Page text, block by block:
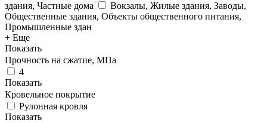
здания, Частные дома
Вокзалы, Жилые здания, Заводы,
Общественные здания, Объекты общественного питания,
Промышленные здан
+ Еще
Показать
Прочность на сжатие, МПа
4
Показать
Кровельное покрытие
Рулонная кровля
Показать